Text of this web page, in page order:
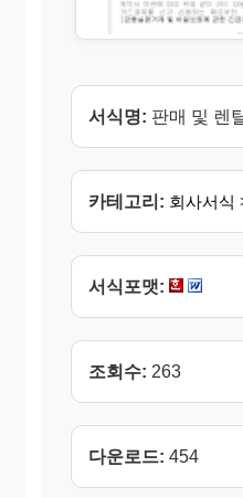
서식명: 판매 및 렌
카테고리: 회사서식
서식포맷:
조회수: 263
다운로드: 454